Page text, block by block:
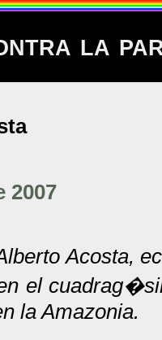
la
2007
Acosta,
el
la Amazonia.